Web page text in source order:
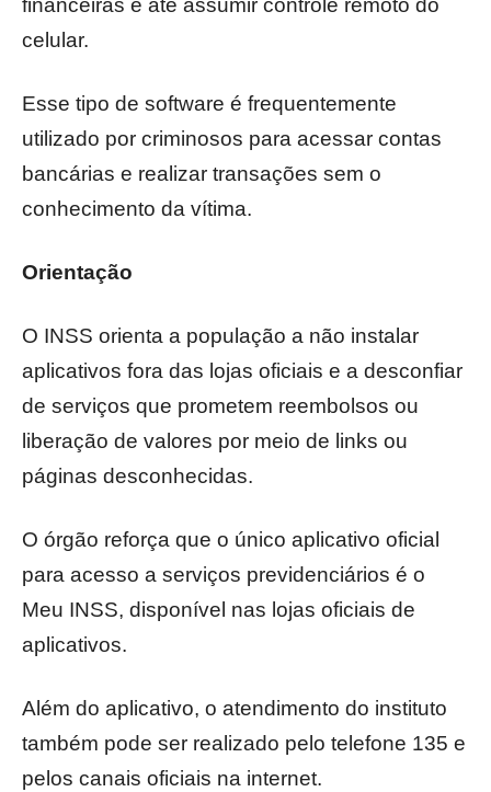
financeiras e até assumir controle remoto do
celular.
Esse tipo de software é frequentemente
utilizado por criminosos para acessar contas
bancárias e realizar transações sem o
conhecimento da vítima.
Orientação
O INSS orienta a população a não instalar
aplicativos fora das lojas oficiais e a desconfiar
de serviços que prometem reembolsos ou
liberação de valores por meio de links ou
páginas desconhecidas.
O órgão reforça que o único aplicativo oficial
para acesso a serviços previdenciários é o
Meu INSS, disponível nas lojas oficiais de
aplicativos.
Além do aplicativo, o atendimento do instituto
também pode ser realizado pelo telefone 135 e
pelos canais oficiais na internet.